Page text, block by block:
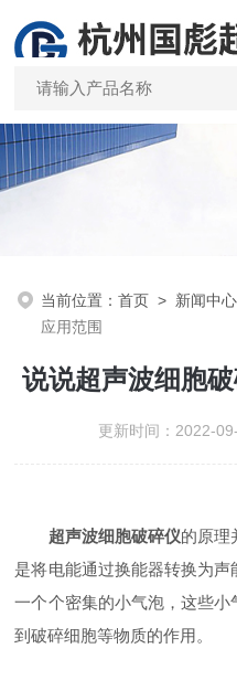
当前位置：首页 > 新闻中心
应用范围
说说超声波细胞
更新时间：2022-
超声波细胞破碎仪的原理
是将电能通过换能器转换为
一个个密集的小气泡，这些
到破碎细胞等物质的作用。